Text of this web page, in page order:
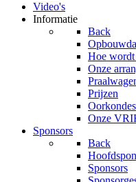
Video's
Informatie
Back
Hoe wordt
Onze
Prijzen
Oorkondes
Onze
Sponsors
Back
Sponsors